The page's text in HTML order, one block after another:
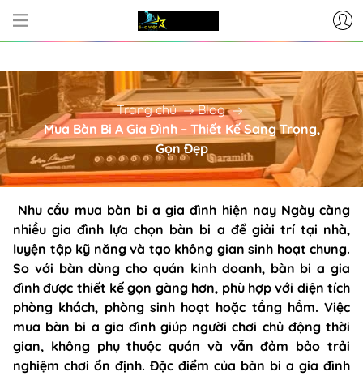
CƠ SỞ CUNG CẤP BÀN BI-A -
Trang chủ
Blog
Mua Bàn Bi A Gia Đình – Thiết Kế Sang Trọng,
Gọn Đẹp
Nhu cầu mua bàn bi a gia đình hiện nay Ngày càng
nhiều gia đình lựa chọn bàn bi a để giải trí tại nhà,
luyện tập kỹ năng và tạo không gian sinh hoạt chung.
So với bàn dùng cho quán kinh doanh, bàn bi a gia
đình được thiết kế gọn gàng hơn, phù hợp với diện tích
phòng khách, phòng sinh hoạt hoặc tầng hầm. Việc
mua bàn bi a gia đình giúp người chơi chủ động thời
gian, không phụ thuộc quán và vẫn đảm bảo trải
nghiệm chơi ổn định. Đặc điểm của bàn bi a gia đình